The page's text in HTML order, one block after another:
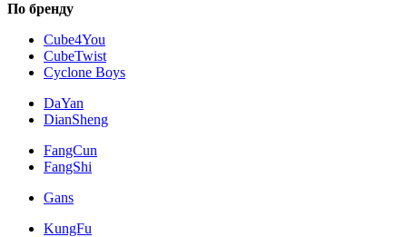
По бренду
Cube4You
CubeTwist
Cyclone Boys
DaYan
DianSheng
FangCun
FangShi
Gans
KungFu